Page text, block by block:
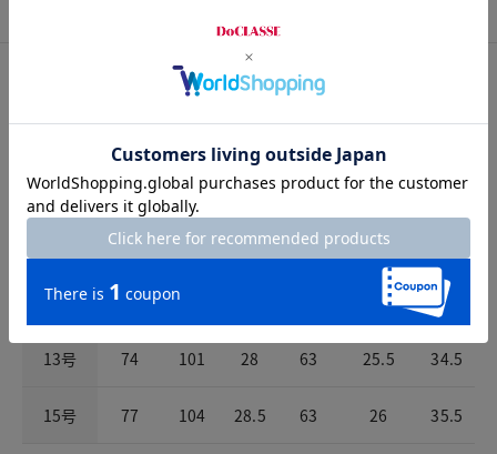
サイズガイドは こちら
7号 65 92 26.5 63 24 31.5
68 95 27 63 24.5
11号 71 25 33.5
13号 74 101 28 63 25.5 34.5
15号 77 104 28.5 63 26 35.5